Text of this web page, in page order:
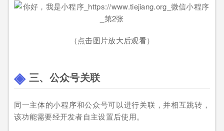
（点击图片放大后观看）
三、公众号关联
同一主体的小程序和公众号可以进行关联，并相互跳转，
该功能需要经开发者自主设置后使用。